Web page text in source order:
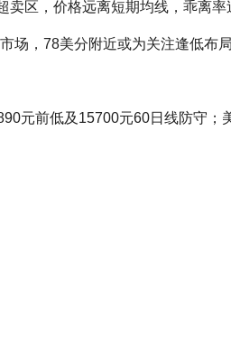
区，价格远离短期均线，乖离率
，78美分附近或为关注逢低布局
元前低及15700元60日线防守；